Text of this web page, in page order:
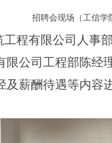
招聘会现场（工信学
程有限公司人事
公司工程部陈经
薪酬待遇等内容